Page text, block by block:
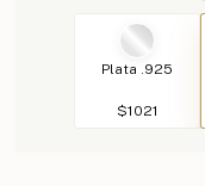
Plata .925
$1021